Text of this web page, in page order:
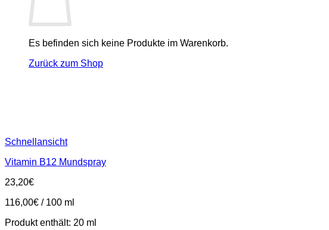
Es befinden sich keine Produkte im Warenkorb.
Zurück zum Shop
Schnellansicht
Vitamin B12 Mundspray
23,20€
116,00€ / 100 ml
Produkt enthält: 20 ml